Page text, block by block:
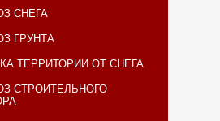
СНЕГА
ГРУНТА
ТЕРРИТОРИИ ОТ СНЕГА
СТРОИТЕЛЬНОГО